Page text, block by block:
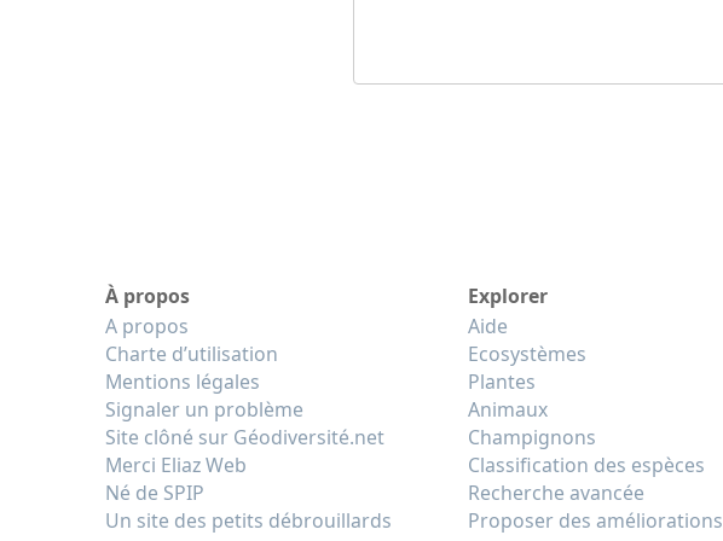
À propos
A propos
Charte d’utilisation
Mentions légales
Signaler un problème
Site clôné sur Géodiversité.net
Merci Eliaz Web
Né de SPIP
Un site des petits débrouillards
Explorer
Aide
Ecosystèmes
Plantes
Animaux
Champignons
Classification des espèces
Recherche avancée
Proposer des améliorations